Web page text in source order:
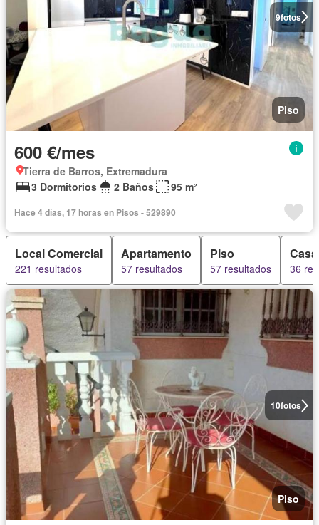
9fotos
Piso
600 €/mes
Tierra de Barros, Extremadura
3 Dormitorios
2 Baños 95 m²
Hace 4 días, 17 horas en Pisos - 529890
Local Comercial
221 resultados
Apartamento
57 resultados
Piso
57 resultados
Casa
36
10fotos
Piso